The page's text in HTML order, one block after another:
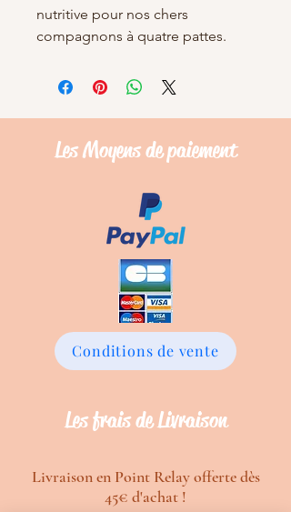
nutritive pour nos chers
compagnons à quatre pattes.
Les Moyens depaiement
Conditions de vente
Les frais de Livraison
Livraison en Point Relay offerte dès
45€ d'achat !